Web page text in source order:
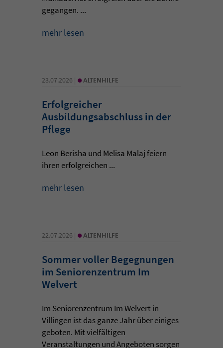
gegangen. ...
mehr lesen
23.07.2026 | • ALTENHILFE
Erfolgreicher
Ausbildungsabschluss in der
Pflege
Leon Berisha und Melisa Malaj feiern
ihren erfolgreichen ...
mehr lesen
22.07.2026 | • ALTENHILFE
Sommer voller Begegnungen
im Seniorenzentrum Im
Welvert
Im Seniorenzentrum Im Welvert in
Villingen ist das ganze Jahr über einiges
geboten. Mit vielfältigen
Veranstaltungen und Angeboten sorgen